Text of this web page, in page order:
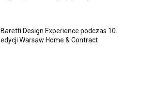
Baretti Design Experience podczas 10.
edycji Warsaw Home & Contract